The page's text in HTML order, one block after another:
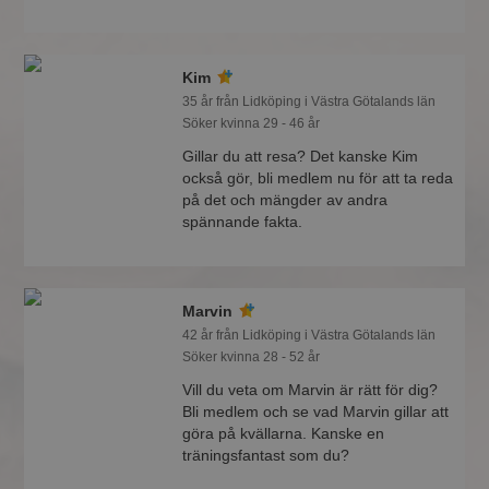
Kim
35 år från Lidköping i Västra Götalands län
Söker kvinna 29 - 46 år
Gillar du att resa? Det kanske Kim
också gör, bli medlem nu för att ta reda
på det och mängder av andra
spännande fakta.
Marvin
42 år från Lidköping i Västra Götalands län
Söker kvinna 28 - 52 år
Vill du veta om Marvin är rätt för dig?
Bli medlem och se vad Marvin gillar att
göra på kvällarna. Kanske en
träningsfantast som du?